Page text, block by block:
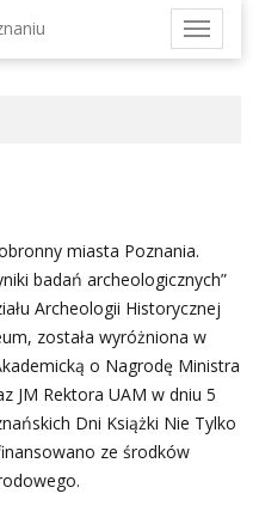
miasta Poznania.
badań archeologicznych”
Archeologii Historycznej
została wyróżniona w
o Nagrodę Ministra
JM Rektora UAM w dniu 5
Dni Książki Nie Tylko
ze środków